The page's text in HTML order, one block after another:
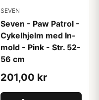
SEVEN
Seven - Paw Patrol -
Cykelhjelm med In-
mold - Pink - Str. 52-
56 cm
201,00 kr